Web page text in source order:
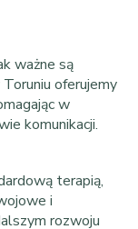
ważne są
oferujemy
w
komunikacji.
terapią,
i
rozwoju